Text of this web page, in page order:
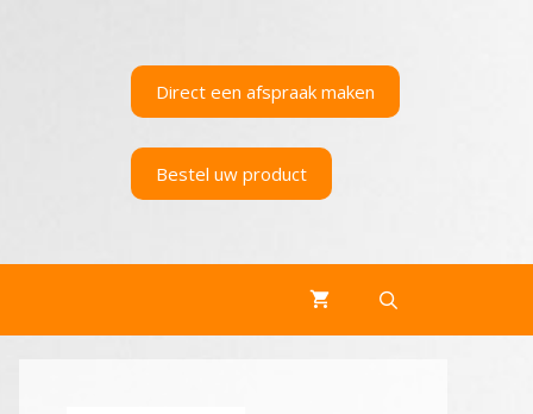
Direct een afspraak maken
Bestel uw product